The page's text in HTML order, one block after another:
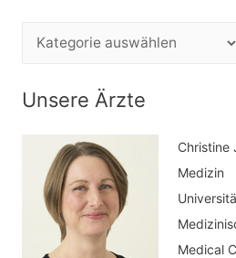
tUnsere Ärzte
Christine
Medizin
Medical